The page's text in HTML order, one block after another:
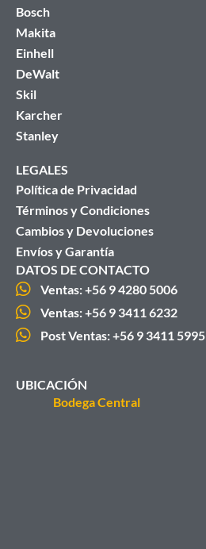
Bosch
Makita
Einhell
DeWalt
Skil
Karcher
Stanley
LEGALES
Política de Privacidad
Términos y Condiciones
Cambios y Devoluciones
Envíos y Garantía
DATOS DE CONTACTO
Ventas: +56 9 4280 5006
Ventas: +56 9 3411 6232
Post Ventas: +56 9 3411 5995
UBICACIÓN
Bodega Central